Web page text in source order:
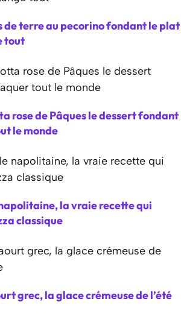
de terre au pecorino fondant le plat
tout
rose de Pâques le dessert fondant
le monde
la vraie recette qui
classique
grec, la glace crémeuse de l’été